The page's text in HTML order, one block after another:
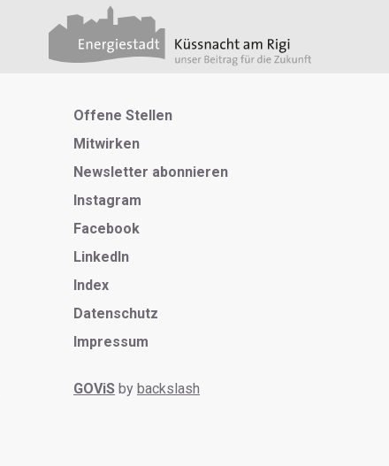
Metanavigation
Offene Stellen
Mitwirken
Newsletter abonnieren
Instagram
Facebook
LinkedIn
Index
Datenschutz
Impressum
GOViS by backslash